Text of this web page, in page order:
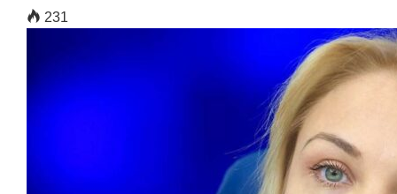
231